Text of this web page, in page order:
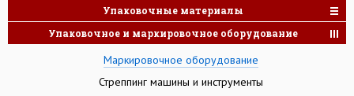
Упаковочные материалы
Упаковочное и маркировочное оборудование
Маркировочное оборудование
Стреппинг машины и инструменты